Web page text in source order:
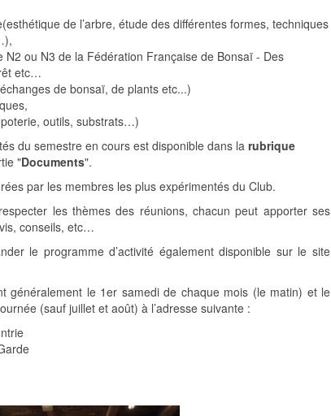
de l’arbre, étude des différentes formes, techniques
N2 ou N3 de la Fédération Française de Bonsaï - Des
etc…
de bonsaï, de plants etc...)
outils, substrats…)
du semestre en cours est disponible dans la rubrique
"Documents".
par les membres les plus expérimentés du Club.
les thèmes des réunions, chacun peut apporter ses
conseils, etc…
le programme d’activité également disponible sur le site
généralement le 1er samedi de chaque mois (le matin) et le
(sauf juillet et août) à l’adresse suivante :